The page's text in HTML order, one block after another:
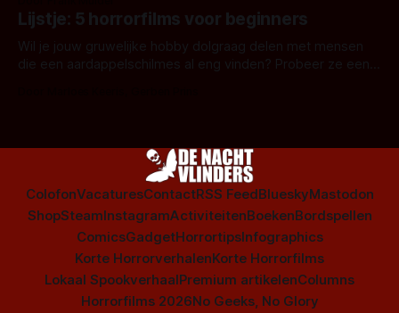
Amsterdamned of The Johnsons. Maar Nederlandse horror
is niet beperkt tot films. Hier een aantal Nederlandse tv-
series uit het duistere of horrorgenre. Als
Lijstje: 5 horrorfilms voor beginners
Wil je jouw gruwelijke hobby dolgraag delen met mensen
die een aardappelschilmes al eng vinden? Probeer ze eens
ColofonVacaturesContactRSS FeedBlueskyMastodon
ShopSteamInstagramActiviteitenBoekenBordspellen
ComicsGadgetHorrortipsInfographics
Korte HorrorverhalenKorte Horrorfilms
Lokaal SpookverhaalPremium artikelenColumns
Horrorfilms 2026No Geeks, No Glory